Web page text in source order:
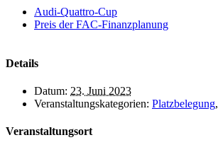
Audi-Quattro-Cup
Preis der FAC-Finanzplanung
Details
Datum: 23. Juni 2023
Veranstaltungskategorien: Platzbelegung,
Veranstaltungsort